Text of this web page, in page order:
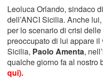
Leoluca Orlando, sindaco
dell’ANCI Sicilia. Anche
per lo scenario di crisi
preoccupato di lui appare il
Sicilia, Paolo Amenta,
qualche giorno fa al nostro
qui).